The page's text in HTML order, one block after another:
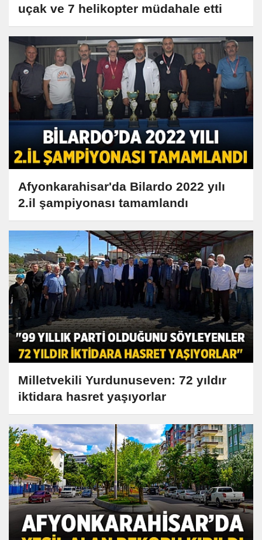
uçak ve 7 helikopter müdahale etti
Afyonkarahisar'da Bilardo 2022 yılı
2.il şampiyonası tamamlandı
Milletvekili Yurdunuseven: 72 yıldır
iktidara hasret yaşıyorlar